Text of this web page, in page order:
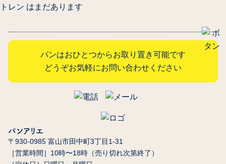
トレン はまだあります
パンはおひとつからお取り置き可能です
どうぞお気軽にお問い合わせください
パンアリエ
〒930-0985 富山市田中町3丁目1-31
［営業時間］10時〜18時（売り切れ次第終了）